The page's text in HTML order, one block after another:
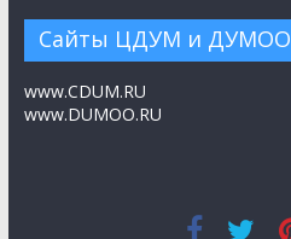
Сайты ЦДУМ и ДУМОО
www.CDUM.RU
www.DUMOO.RU